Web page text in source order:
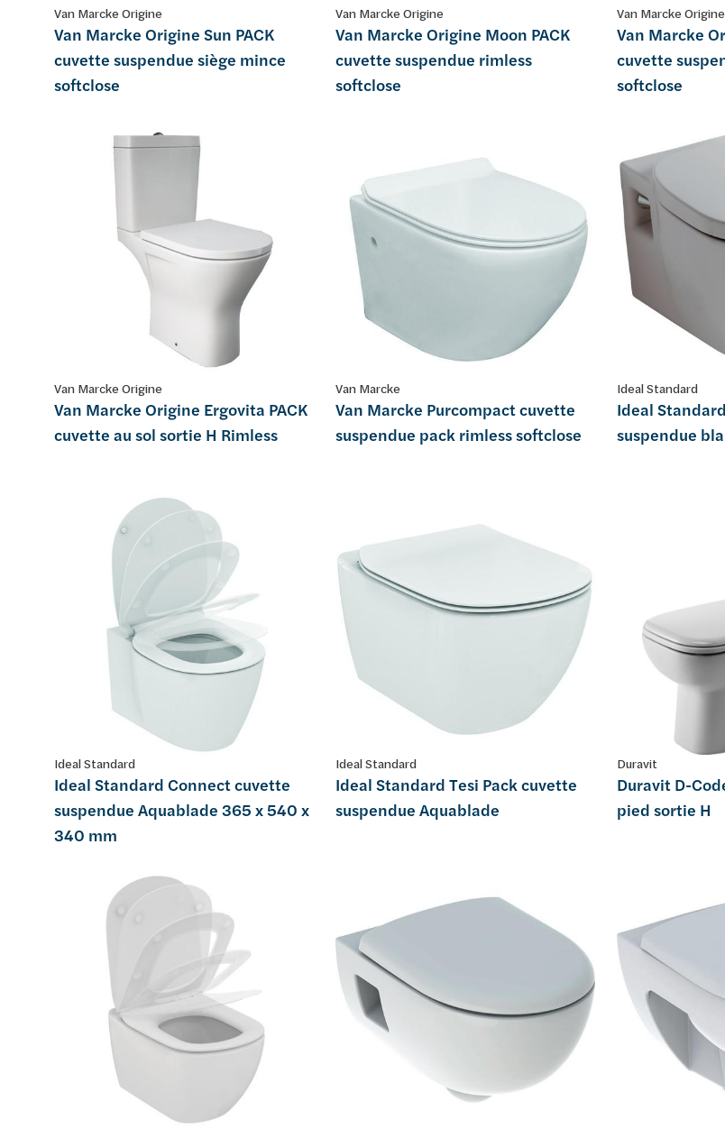
Van Marcke Origine
Van Marcke Origine Sun PACK
cuvette suspendue siège mince
softclose
Van Marcke Origine
Van Marcke Origine Moon PACK
cuvette suspendue rimless
softclose
Van Marcke Origine
Van Marcke
cuvette
softclose
Van Marcke Origine
Van Marcke Origine Ergovita PACK
cuvette au sol sortie H Rimless
Van Marcke
Van Marcke Purcompact cuvette
suspendue pack rimless softclose
Ideal Standard
Ideal
suspendue
Ideal Standard
Ideal Standard Connect cuvette
suspendue Aquablade 365 x 540 x
340 mm
Ideal Standard
Ideal Standard Tesi Pack cuvette
suspendue Aquablade
Duravit
Duravit D-
pied sortie H